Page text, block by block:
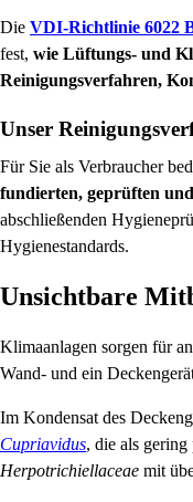
Die VDI-Richtlinie 6022
fest, wie Lüftungs- und
Reinigungsverfahren,
Unser
Für Sie als Verbraucher
fundierten, geprüften
abschließenden
Hygienestandards.
Unsichtbare
Klimaanlagen sorgen für
Wand- und ein
Im Kondensat des
Cupriavidus, die als
Herpotrichiellaceae mit